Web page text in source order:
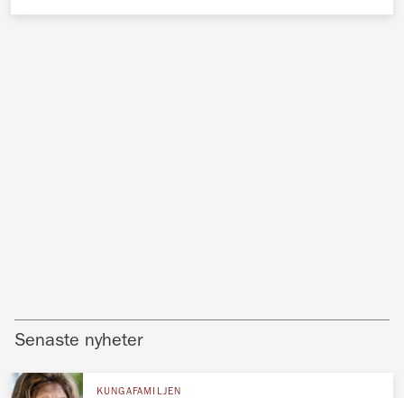
Senaste nyheter
KUNGAFAMILJEN